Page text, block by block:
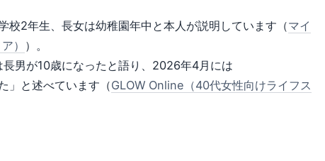
校2年生、長女は幼稚園年中と本人が説明しています（マイ
） ）。
男が10歳になったと語り、2026年4月には
」と述べています（GLOW Online（40代女性向けライフス